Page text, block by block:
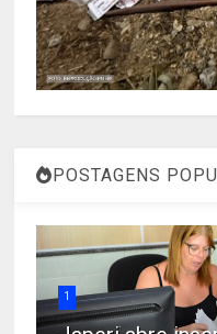
POSTAGENS
1